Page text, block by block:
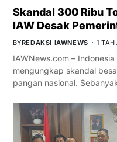
Skandal 300 Ribu
IAW Desak
BYREDAKSI IAWNEWS 1
IAWNews.com –
mengungkap skandal
pangan nasional.